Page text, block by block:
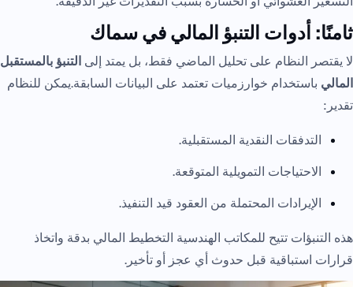
ثامنًا: أدوات التنبؤ المالي في سماك
لا يقتصر النظام على تحليل الماضي فقط، بل يمتد إلى التنبؤ بالمستقبل
المالي باستخدام خوارزميات تعتمد على البيانات السابقة.يمكن للنظام
تقدير:
التدفقات النقدية المستقبلية.
الاحتياجات التمويلية المتوقعة.
الإيرادات المحتملة من العقود قيد التنفيذ.
هذه التنبؤات تتيح للمكاتب الهندسية التخطيط المالي بدقة واتخاذ
قرارات استباقية قبل حدوث أي عجز أو تأخير.